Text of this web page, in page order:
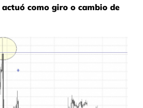
actuó como giro o cambio de